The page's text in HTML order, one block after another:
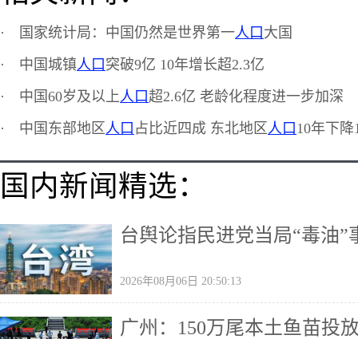
· 国家统计局：中国仍然是世界第一人口 大国
· 中国城镇人口 突破9亿 10年增长超2.3亿
· 中国60岁及以上人口 超2.6亿 老龄化程度进一步加深
· 中国东部地区人口 占比近四成 东北地区人口 10年下降
国内新闻精选：
台舆论指民进党当局“毒油
2026年08月06日 20:50:13
广州：150万尾本土鱼苗投